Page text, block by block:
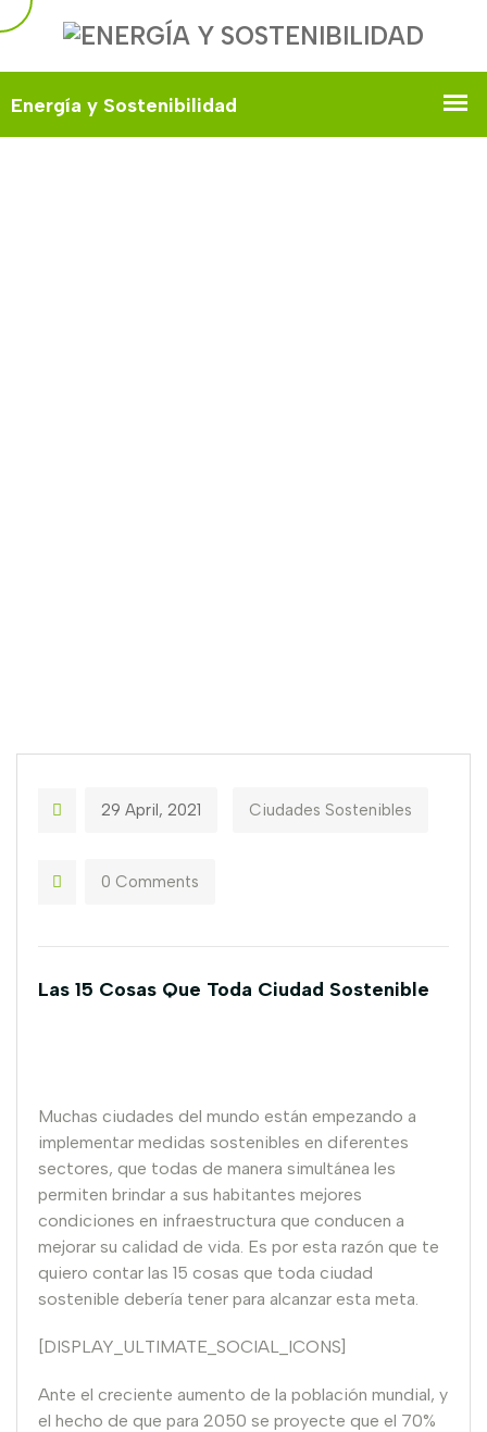
29 April, 2021 Ciudades Sostenibles
0 Comments
Las 15 Cosas Que Toda Ciudad Sostenible
Muchas ciudades del mundo están empezando a
implementar medidas sostenibles en diferentes
sectores, que todas de manera simultánea les
permiten brindar a sus habitantes mejores
condiciones en infraestructura que conducen a
mejorar su calidad de vida. Es por esta razón que te
quiero contar las 15 cosas que toda ciudad
sostenible debería tener para alcanzar esta meta.
[DISPLAY_ULTIMATE_SOCIAL_ICONS]
Ante el creciente aumento de la población mundial, y
el hecho de que para 2050 se proyecte que el 70%